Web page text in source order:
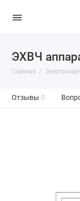
ЭХВЧ
Главная
Отзывы 0